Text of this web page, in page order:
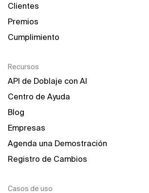
Clientes
Premios
Cumplimiento
Recursos
API de Doblaje con AI
Centro de Ayuda
Blog
Empresas
Agenda una Demostración
Registro de Cambios
Casos de uso